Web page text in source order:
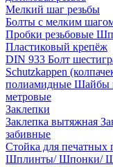
Мелкий шаг резьбы
Болты с мелким
Пробки резьбовые
Пластиковый крепёж
DIN 933 Болт
Schutzkappen
полиамидные Шайбы
метровые
Заклепки
Заклепка вытяжная
забивные
Стойка для печатных
Шплинты/ Шпонки/